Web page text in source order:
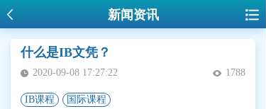
新闻资讯
什么是IB文凭？
2020-09-08 17:27:22 1788
IB课程 国际课程